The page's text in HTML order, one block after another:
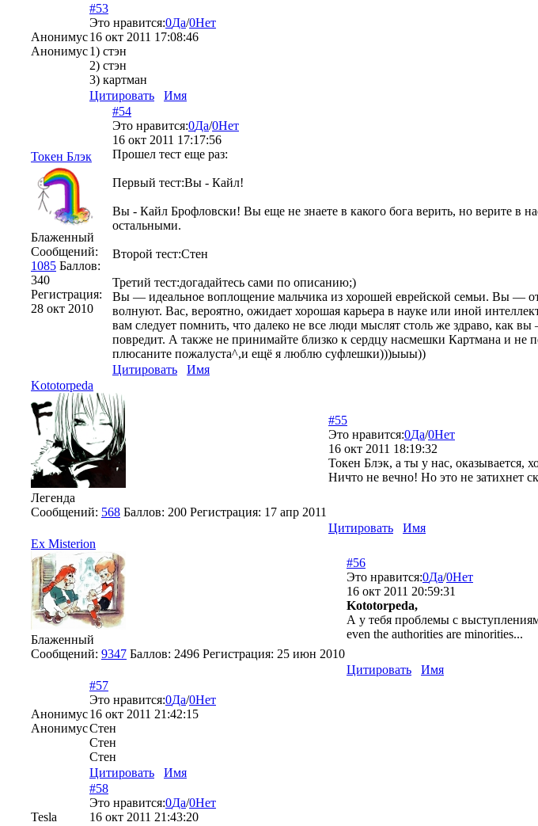
Анонимус
Анонимус
#53
Это нравится:0Да/0Нет
16 окт 2011 17:08:46
1) стэн
2) стэн
3) картман
Цитировать
Имя
Токен Блэк
Блаженный
Сообщений:
1085 Баллов:
340
Регистрация:
28 окт 2010
#54
Это нравится:0Да/0Нет
16 окт 2011 17:17:56
Прошел тест еще раз:
Первый тест:Вы - Кайл!
Вы - Кайл Брофловски! Вы еще не знаете в какого бога верить, но верите в
остальными.
Второй тест:Стен
Третий тест:догадайтесь сами по описанию;)
Вы — идеальное воплощение мальчика из хорошей еврейской семьи. Вы —
волнуют. Вас, вероятно, ожидает хорошая карьера в науке или иной
вам следует помнить, что далеко не все люди мыслят столь же здраво, как
повредит. А также не принимайте близко к сердцу насмешки Картмана и не
плюсаните пожалуста^,и ещё я люблю суфлешки)))ыыы))
Цитировать
Имя
Kototorpeda
Легенда
Сообщений: 568 Баллов: 200 Регистрация: 17 апр 2011
#55
Это нравится:0Да/0Нет
16 окт 2011 18:19:32
Токен Блэк, а ты у нас, оказывается,
Ничто не вечно! Но это не затихнет
Цитировать
Имя
Ex Misterion
Блаженный
Сообщений: 9347 Баллов: 2496 Регистрация: 25 июн 2010
#56
Это нравится:0Да/0Нет
16 окт 2011 20:59:31
Kototorpeda,
А у тебя проблемы с
even the authorities are minorities...
Цитировать Имя
Анонимус
Анонимус
#57
Это нравится:0Да/0Нет
16 окт 2011 21:42:15
Стен
Стен
Стен
Цитировать
Имя
Tesla
#58
Это нравится:0Да/0Нет
16 окт 2011 21:43:20